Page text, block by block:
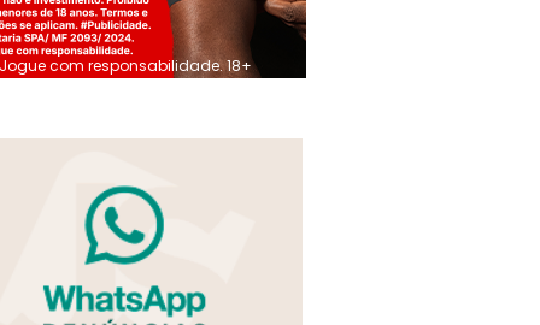
Jogue com responsabilidade. 18+